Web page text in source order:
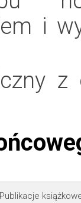
i
Publikacje